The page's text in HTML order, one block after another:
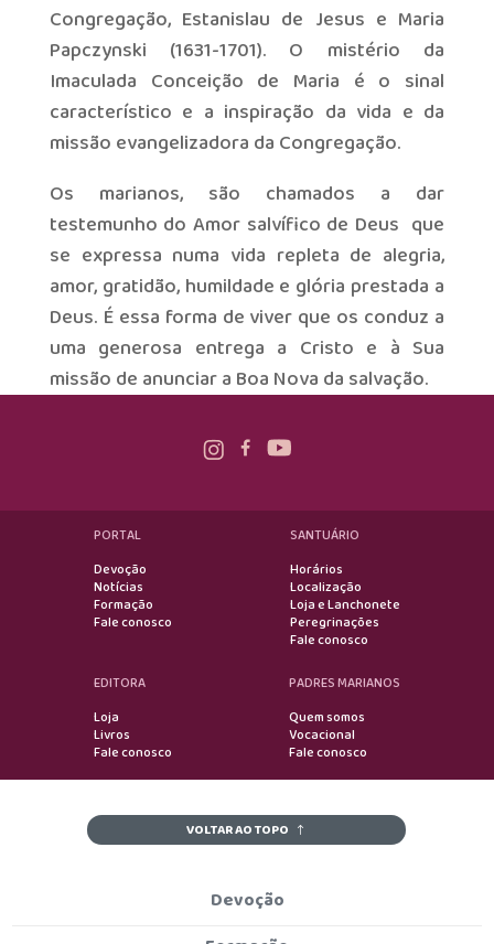
Congregação, Estanislau de Jesus e Maria
Papczynski (1631-1701). O mistério da
Imaculada Conceição de Maria é o sinal
característico e a inspiração da vida e da
missão evangelizadora da Congregação.
Os marianos, são chamados a dar
testemunho do Amor salvífico de Deus que
se expressa numa vida repleta de alegria,
amor, gratidão, humildade e glória prestada a
Deus. É essa forma de viver que os conduz a
uma generosa entrega a Cristo e à Sua
missão de anunciar a Boa Nova da salvação.
PORTAL
Devoção
Notícias
Formação
Fale conosco
SANTUÁRIO
Horários
Localização
Loja e Lanchonete
Peregrinações
Fale conosco
EDITORA
Loja
Livros
Fale conosco
PADRES MARIANOS
Quem somos
Vocacional
Fale conosco
VOLTAR AO TOPO
Devoção